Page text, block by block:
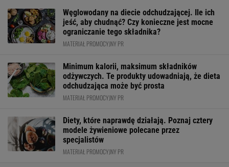
Węglowodany na diecie odchudzającej. Ile ich
jeść, aby chudnąć? Czy konieczne jest mocne
ograniczanie tego składnika?
MATERIAŁ PROMOCYJNY PR
Minimum kalorii, maksimum składników
odżywczych. Te produkty udowadniają, że dieta
odchudzająca może być prosta
MATERIAŁ PROMOCYJNY PR
Diety, które naprawdę działają. Poznaj cztery
modele żywieniowe polecane przez
specjalistów
MATERIAŁ PROMOCYJNY PR